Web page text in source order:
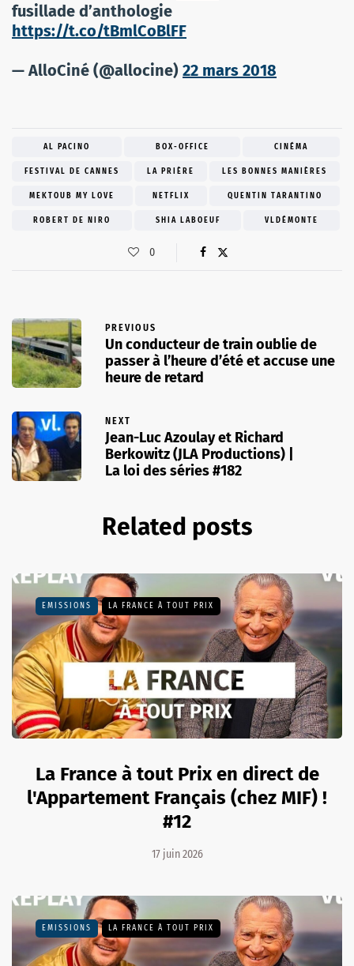
fusillade d’anthologie
https://t.co/tBmlCoBlFF
— AlloCiné (@allocine) 22 mars 2018
AL PACINO BOX-OFFICE CINÉMA
FESTIVAL DE CANNES LA PRIÈRE LES BONNES MANIÈRES
MEKTOUB MY LOVE NETFLIX QUENTIN TARANTINO
ROBERT DE NIRO SHIA LABOEUF VLDÉMONTE
0
PREVIOUS
Un conducteur de train oublie de
passer à l’heure d’été et accuse une
heure de retard
NEXT
Jean-Luc Azoulay et Richard
Berkowitz (JLA Productions) |
La loi des séries #182
Related posts
EMISSIONS LA FRANCE À TOUT PRIX
La France à tout Prix en direct de
l'Appartement Français (chez MIF) !
#12
17 juin 2026
EMISSIONS LA FRANCE À TOUT PRIX